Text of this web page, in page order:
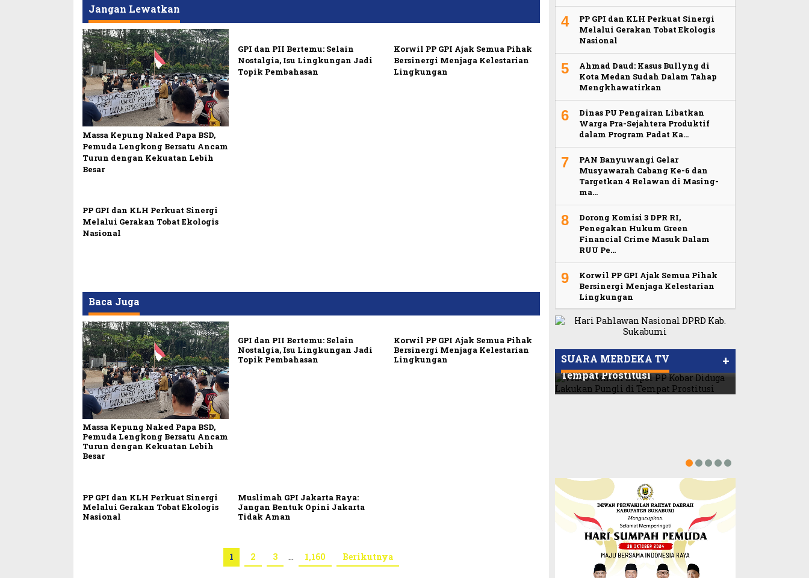
Jangan Lewatkan
Massa Kepung Naked Papa BSD,
Pemuda Lengkong Bersatu Ancam
Turun dengan Kekuatan Lebih
Besar
GPI dan PII Bertemu: Selain
Nostalgia, Isu Lingkungan Jadi
Topik Pembahasan
Korwil PP GPI Ajak Semua Pihak
Bersinergi Menjaga Kelestarian
Lingkungan
PP GPI dan KLH Perkuat Sinergi
Melalui Gerakan Tobat Ekologis
Nasional
Baca Juga
Massa Kepung Naked Papa BSD,
Pemuda Lengkong Bersatu Ancam
Turun dengan Kekuatan Lebih
Besar
GPI dan PII Bertemu: Selain
Nostalgia, Isu Lingkungan Jadi
Topik Pembahasan
Korwil PP GPI Ajak Semua Pihak
Bersinergi Menjaga Kelestarian
Lingkungan
PP GPI dan KLH Perkuat Sinergi
Melalui Gerakan Tobat Ekologis
Nasional
Muslimah GPI Jakarta Raya:
Jangan Bentuk Opini Jakarta
Tidak Aman
1 2 3 … 1,160 Berikutnya
4
PP GPI dan KLH Perkuat Sinergi
Melalui Gerakan Tobat Ekologis
Nasional
5
Ahmad Daud: Kasus Bullyng di
Kota Medan Sudah Dalam Tahap
Mengkhawatirkan
6
Dinas PU Pengairan Libatkan
Warga Pra-Sejahtera Produktif
dalam Program Padat Ka…
7
PAN Banyuwangi Gelar
Musyawarah Cabang Ke-6 dan
Targetkan 4 Relawan di Masing-
ma…
8
Dorong Komisi 3 DPR RI,
Penegakan Hukum Green
Financial Crime Masuk Dalam
RUU Pe…
9
Korwil PP GPI Ajak Semua Pihak
Bersinergi Menjaga Kelestarian
Lingkungan
SUARA MERDEKA TV +
Viral Video Ada Setoran RSUD
Sekretaris GPI: Kedua Tokoh…
Balaikota DKI Jakarta
Video Oknum Satpol PP Kobar
Diduga Lakukan Pungli di
Tempat Prostitusi